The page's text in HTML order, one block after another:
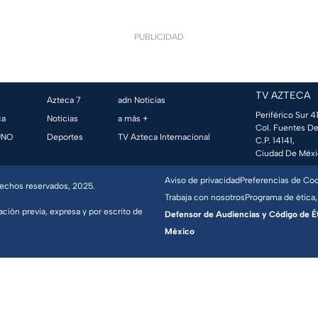
PUBLICIDAD
Azteca 7
Noticias
Deportes
adn Noticias
a más +
TV Azteca Internacional
TV AZTECA
Periférico Sur
Col. Fuentes
C.P. 14141,
Ciudad De
reservados, 2025.
previa, expresa y por escrito de
Aviso de privacidadPreferencias de
Trabaja con nosotrosPrograma de
Defensor de Audiencias y Código de
México